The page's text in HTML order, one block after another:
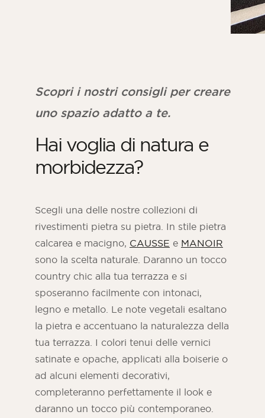
Scopri i nostri consigli per creare
uno spazio adatto a te.
Hai voglia di natura e
morbidezza?
Scegli una delle nostre collezioni di
rivestimenti pietra su pietra. In stile pietra
calcarea e macigno, CAUSSE e MANOIR
sono la scelta naturale. Daranno un tocco
country chic alla tua terrazza e si
sposeranno facilmente con intonaci,
legno e metallo. Le note vegetali esaltano
la pietra e accentuano la naturalezza della
tua terrazza. I colori tenui delle vernici
satinate e opache, applicati alla boiserie o
ad alcuni elementi decorativi,
completeranno perfettamente il look e
daranno un tocco più contemporaneo.